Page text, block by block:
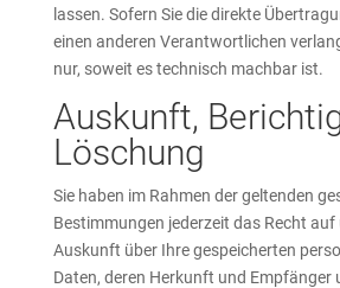
lassen. Sofern Sie die direkte
einen anderen Verantwortlichen
nur, soweit es technisch machbar ist.
Auskunft,
Löschung
Sie haben im Rahmen der geltenden
Bestimmungen jederzeit das Recht
Auskunft über Ihre gespeicherten
Daten, deren Herkunft und Empfänger